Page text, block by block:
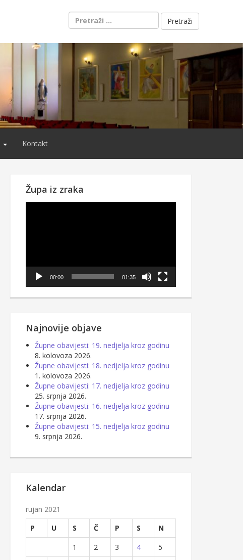
Pretraži:
Kontakt
Župa iz zraka
00:00 01:35
Najnovije objave
Župne obavijesti: 19. nedjelja kroz godinu
8. kolovoza 2026.
Župne obavijesti: 18. nedjelja kroz godinu
1. kolovoza 2026.
Župne obavijesti: 17. nedjelja kroz godinu
25. srpnja 2026.
Župne obavijesti: 16. nedjelja kroz godinu
17. srpnja 2026.
Župne obavijesti: 15. nedjelja kroz godinu
9. srpnja 2026.
Kalendar
rujan 2021
P
U S Č P S
N
1
2 3 4
5